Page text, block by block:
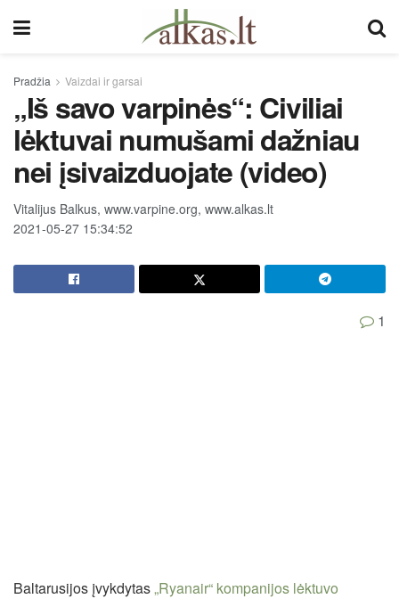
Pradžia Vaizdai ir garsai
„Iš savo varpinės“: Civiliai
lėktuvai numušami dažniau
nei įsivaizduojate (video)
Vitalijus Balkus, www.varpine.org, www.alkas.lt
2021-05-27 15:34:52
1
Baltarusijos įvykdytas„Ryanair“ kompanijos lėktuvo